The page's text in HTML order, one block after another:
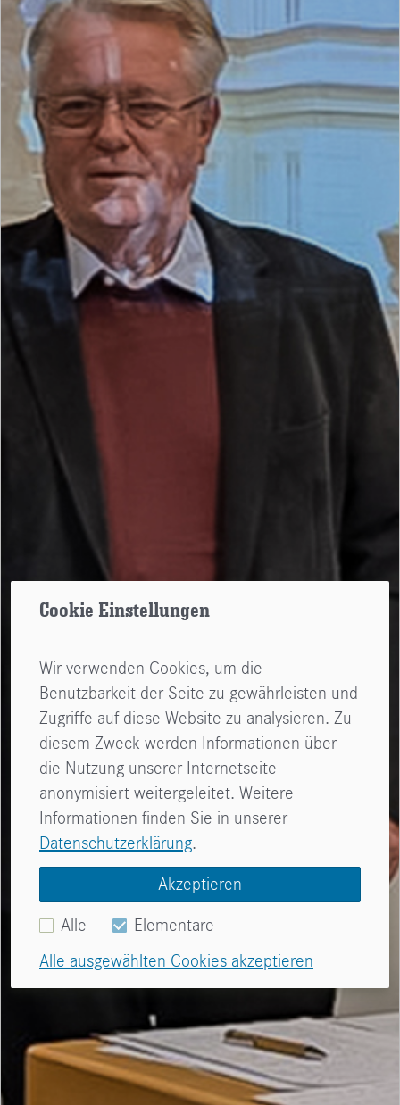
Cookie Einstellungen
Wir verwenden Cookies, um die
Benutzbarkeit der Seite zu gewährleisten und
Zugriffe auf diese Website zu analysieren. Zu
diesem Zweck werden Informationen über
die Nutzung unserer Internetseite
anonymisiert weitergeleitet. Weitere
Informationen finden Sie in unserer
Datenschutzerklärung.
Akzeptieren
Alle
Elementare
Alle ausgewählten Cookies akzeptieren